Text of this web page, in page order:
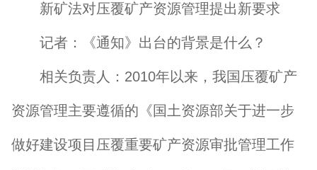
新矿法对压覆矿产资源管理提出新要求
记者：《通知》出台的背景是什么？
相关负责人：2010年以来，我国压覆矿产
资源管理主要遵循的《国土资源部关于进一步
做好建设项目压覆重要矿产资源审批管理工作